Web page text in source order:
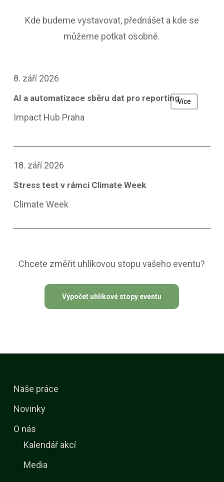
Kde budeme vystavovat, přednášet a kde se
můžeme potkat osobně.
8. září 2026
AI a automatizace sběru dat pro reporting
Impact Hub Praha
Více
18. září 2026
Stress test v rámci Climate Week
Climate Week
Chcete změřit uhlíkovou stopu vašeho eventu?
Výpočet uhlíkové stopy eventu
Naše práce
Novinky
O nás
Kalendář akcí
Media